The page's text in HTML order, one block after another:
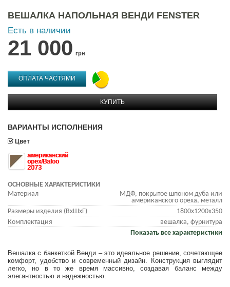
ВЕШАЛКА НАПОЛЬНАЯ ВЕНДИ FENSTER
Есть в наличии
21 000 грн
ОПЛАТА ЧАСТЯМИ
КУПИТЬ
ВАРИАНТЫ ИСПОЛНЕНИЯ
Цвет
американский
орех/Baloo
2073
ОСНОВНЫЕ ХАРАКТЕРИСТИКИ
Материал
МДФ, покрытое шпоном дуба или
американского ореха, металл
Размеры изделия (ВхШхГ)
1800х1200х350
Комплектация
вешалка, фурнитура
Показать все характеристики
Вешалка с банкеткой Венди – это идеальное решение, сочетающее
комфорт, удобство и современный дизайн. Конструкция выглядит
легко, но в то же время массивно, создавая баланс между
элегантностью и надежностью.